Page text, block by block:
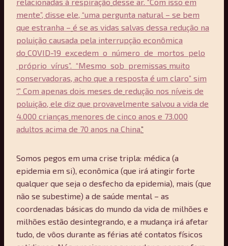
mente”, disse ele, “uma pergunta natural – se bem
que estranha – é se as vidas salvas dessa redução na
poluição causada pela interrupção econômica
do COVID-19 excedem o número de mortos pelo
próprio vírus”. “Mesmo sob premissas muito
conservadoras, acho que a resposta é um claro” sim
“.” Com apenas dois meses de redução nos níveis de
poluição, ele diz que provavelmente salvou a vida de
4.000 crianças menores de cinco anos e 73.000
adultos acima de 70 anos na China.”
Somos pegos em uma crise tripla: médica (a
epidemia em si), econômica (que irá atingir forte
qualquer que seja o desfecho da epidemia), mais (que
não se subestime) a de saúde mental – as
coordenadas básicas do mundo da vida de milhões e
milhões estão desintegrando, e a mudança irá afetar
tudo, de vôos durante as férias até contatos físicos